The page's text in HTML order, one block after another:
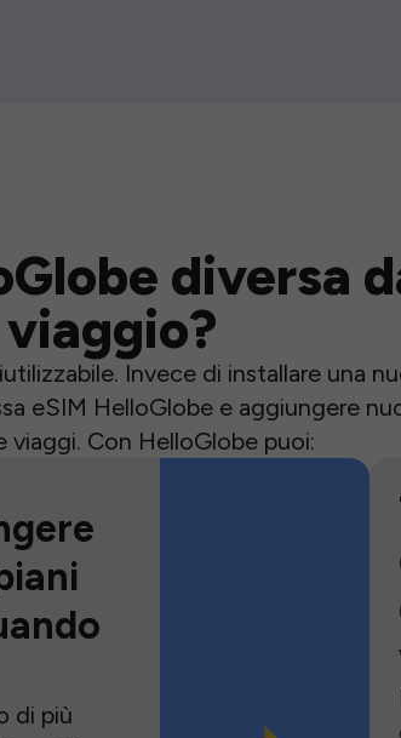
diversa
viaggio?
Invece di installare una
eSIM HelloGlobe e aggiungere
viaggi. Con HelloGlobe puoi:
di più